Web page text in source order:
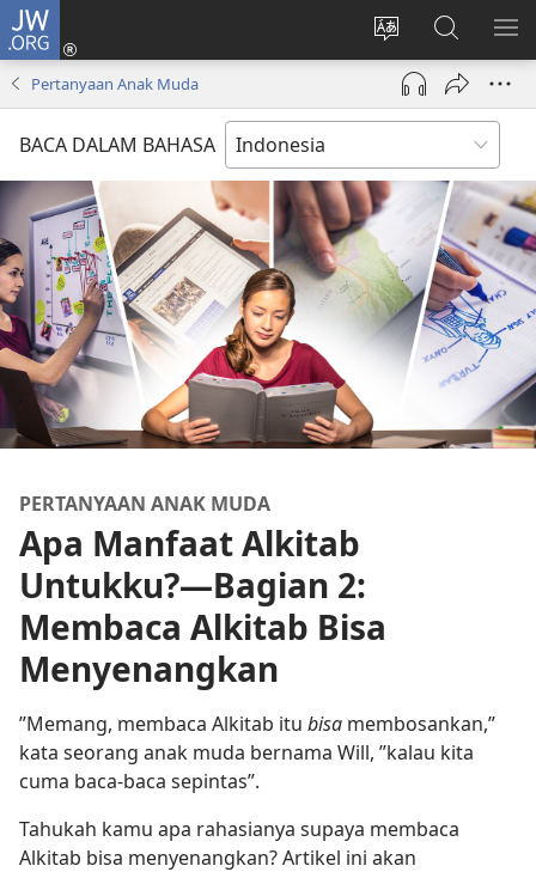
JW.ORG
Ganti
bahasa
situs
Log
(terbuka
window
Cari
di
JW.ORG
Pertanyaan Anak Muda
BACA DALAM BAHASA
PERTANYAAN ANAK MUDA
Apa Manfaat Alkitab
Untukku?—Bagian 2:
Membaca Alkitab Bisa
Menyenangkan
”Memang, membaca Alkitab itu bisa membosankan,”
kata seorang anak muda bernama Will, ”kalau kita
cuma baca-baca sepintas”.
Tahukah kamu apa rahasianya supaya membaca
Alkitab bisa menyenangkan? Artikel ini akan